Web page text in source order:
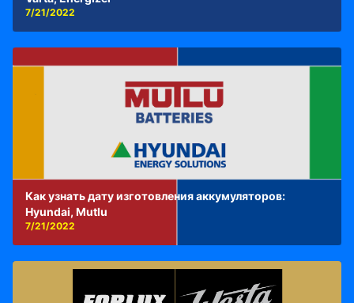
7/21/2022
Как узнать дату изготовления аккумуляторов:
Hyundai, Mutlu
7/21/2022